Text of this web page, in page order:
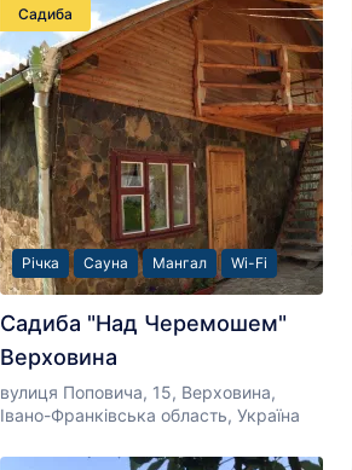
Садиба
Річка Сауна Мангал Wi-Fi
Садиба "Над Черемошем"
Верховина
вулиця Поповича, 15, Верховина,
Івано-Франківська область, Україна